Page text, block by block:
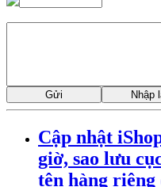
Cập nhật
giờ, sao lưu
tên hàng riêng